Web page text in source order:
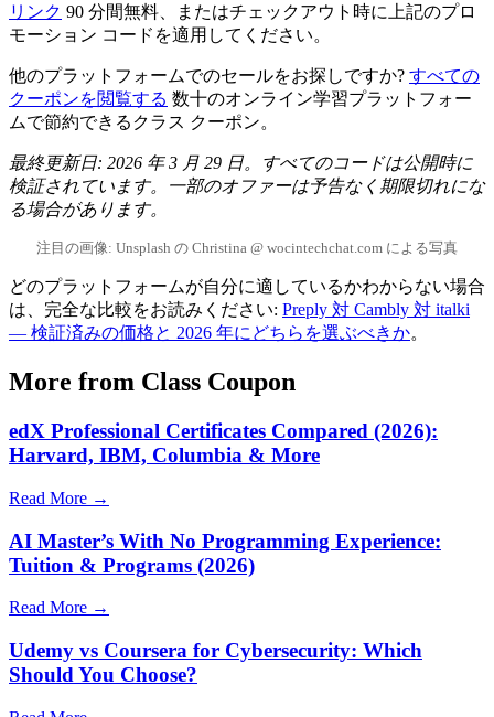
リンク 90 分間無料、またはチェックアウト時に上記のプロ
モーション コードを適用してください。
他のプラットフォームでのセールをお探しですか? すべての
クーポンを閲覧する 数十のオンライン学習プラットフォー
ムで節約できるクラス クーポン。
最終更新日: 2026 年 3 月 29 日。すべてのコードは公開時に
検証されています。一部のオファーは予告なく期限切れにな
る場合があります。
注目の画像: Unsplash の Christina @ wocintechchat.com による写真
どのプラットフォームが自分に適しているかわからない場合
は、完全な比較をお読みください: Preply 対 Cambly 対 italki
— 検証済みの価格と 2026 年にどちらを選ぶべきか。
More from Class Coupon
edX Professional Certificates Compared (2026):
Harvard, IBM, Columbia & More
Read More →
AI Master’s With No Programming Experience:
Tuition & Programs (2026)
Read More →
Udemy vs Coursera for Cybersecurity: Which
Should You Choose?